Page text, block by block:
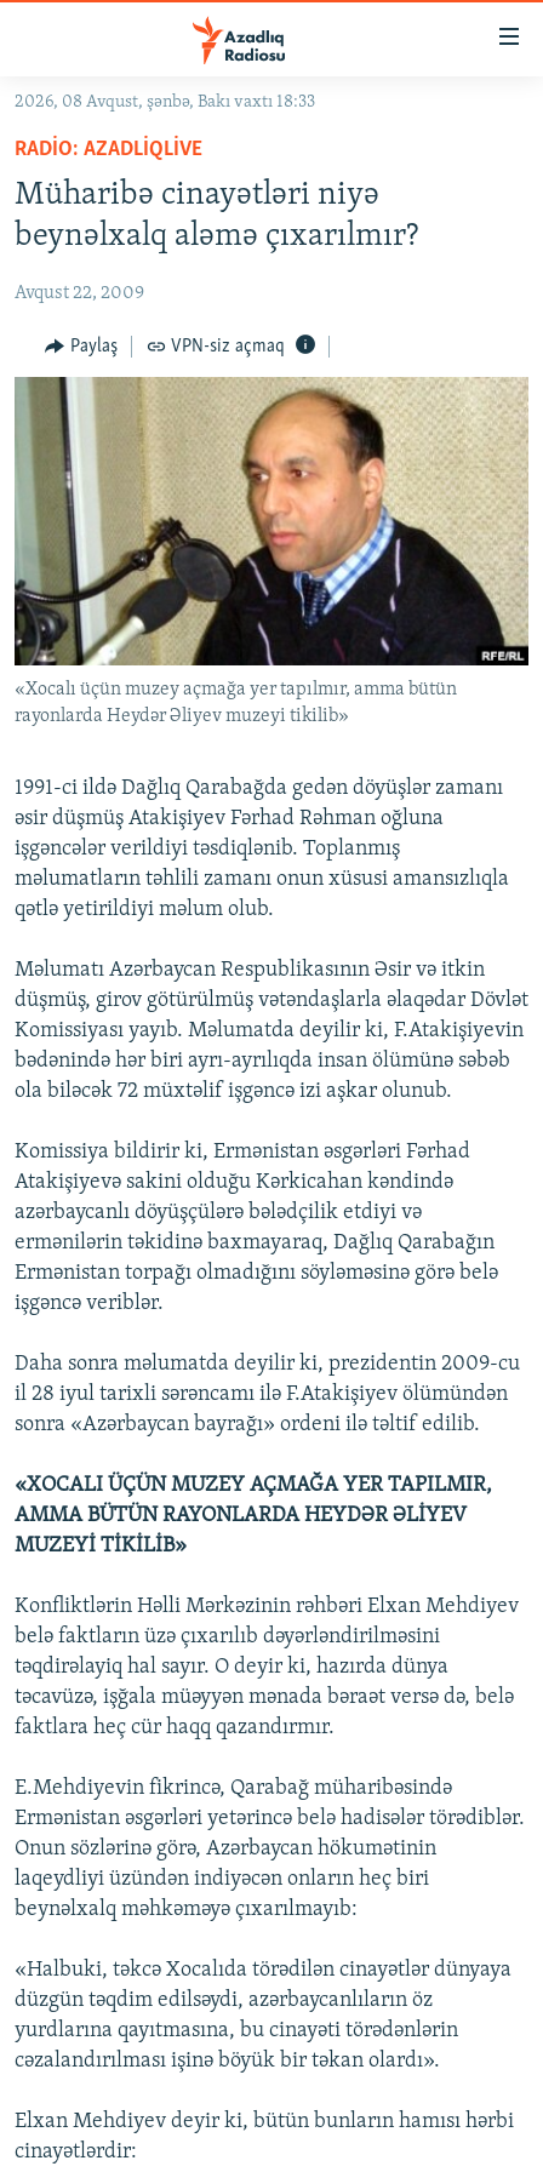
Əsas
qayıt
Əsas
naviqasiyaya
qayıt
GÜNDƏM
#İZAHLA
KORRUPSIOMETR
#ƏSLINDƏ
FƏRQƏ BAX
QANUNI DOĞRU
ARAŞDIRMA
MULTIMEDIA
VIDEO
FOTOQALEREYA
İNFOQRAFIKA
KARIKATURA
RADIO ARXIV
OXU ZALI
AZƏRBAYCAN ƏDƏBIYYATI KITABXANASI
İSLAM VƏ DEMOKRATIYA
İZ - MƏDƏNIYYƏT PROQRAMI
HAQQIMIZDA
MISSIYAMIZ
PEŞƏ ETIKASI VƏ JURNALISTIKA STANDARTLARIMIZ
MATERIALLARIMIZDAN ISTIFADƏ
AZADLIQRADIOSU MOBIL TELEFONUNUZDA
XƏBƏR BÜLLETENLƏRIMIZ
BIZI IZLƏ
RFE/RL-in bütün saytları
2026, 08 Avqust, şənbə, Bakı vaxtı 18:33
RADIO: AZADLIQLIVE
Müharibə cinayətləri niyə
beynəlxalq aləmə çıxarılmır?
Avqust 22, 2009
Paylaş VPN-siz açmaq
«Xocalı üçün muzey açmağa yer tapılmır, amma bütün
rayonlarda Heydər Əliyev muzeyi tikilib»
1991-ci ildə Dağlıq Qarabağda gedən döyüşlər zamanı
əsir düşmüş Atakişiyev Fərhad Rəhman oğluna
işgəncələr verildiyi təsdiqlənib. Toplanmış
məlumatların təhlili zamanı onun xüsusi amansızlıqla
qətlə yetirildiyi məlum olub.
Məlumatı Azərbaycan Respublikasının Əsir və itkin
düşmüş, girov götürülmüş vətəndaşlarla əlaqədar Dövlət
Komissiyası yayıb. Məlumatda deyilir ki, F.Atakişiyevin
bədənində hər biri ayrı-ayrılıqda insan ölümünə səbəb
ola biləcək 72 müxtəlif işgəncə izi aşkar olunub.
Komissiya bildirir ki, Ermənistan əsgərləri Fərhad
Atakişiyevə sakini olduğu Kərkicahan kəndində
azərbaycanlı döyüşçülərə bələdçilik etdiyi və
ermənilərin təkidinə baxmayaraq, Dağlıq Qarabağın
Ermənistan torpağı olmadığını söyləməsinə görə belə
işgəncə veriblər.
Daha sonra məlumatda deyilir ki, prezidentin 2009-cu
il 28 iyul tarixli sərəncamı ilə F.Atakişiyev ölümündən
sonra «Azərbaycan bayrağı» ordeni ilə təltif edilib.
«XOCALI ÜÇÜN MUZEY AÇMAĞA YER TAPILMIR,
AMMA BÜTÜN RAYONLARDA HEYDƏR ƏLİYEV
MUZEYİ TİKİLİB»
Konfliktlərin Həlli Mərkəzinin rəhbəri Elxan Mehdiyev
belə faktların üzə çıxarılıb dəyərləndirilməsini
təqdirəlayiq hal sayır. O deyir ki, hazırda dünya
təcavüzə, işğala müəyyən mənada bəraət versə də, belə
faktlara heç cür haqq qazandırmır.
E.Mehdiyevin fikrincə, Qarabağ müharibəsində
Ermənistan əsgərləri yetərincə belə hadisələr törədiblər.
Onun sözlərinə görə, Azərbaycan hökumətinin
laqeydliyi üzündən indiyəcən onların heç biri
beynəlxalq məhkəməyə çıxarılmayıb:
«Halbuki, təkcə Xocalıda törədilən cinayətlər dünyaya
düzgün təqdim edilsəydi, azərbaycanlıların öz
yurdlarına qayıtmasına, bu cinayəti törədənlərin
cəzalandırılması işinə böyük bir təkan olardı».
Elxan Mehdiyev deyir ki, bütün bunların hamısı hərbi
cinayətlərdir: